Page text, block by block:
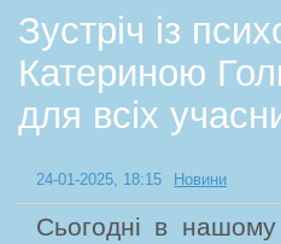
Зустріч із
Катериною
для всіх
24-01-2025, 18:15 Новини
Сьогодні в нашому